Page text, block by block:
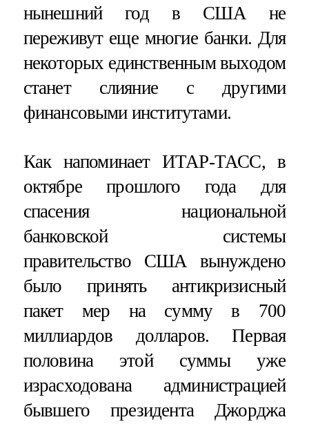
нынешний год в США не
переживут еще многие банки. Для
некоторых единственным выходом
станет слияние с другими
финансовыми институтами.
Как напоминает ИТАР-ТАСС, в
октябре прошлого года для
спасения национальной
банковской системы
правительство США вынуждено
было принять антикризисный
пакет мер на сумму в 700
миллиардов долларов. Первая
половина этой суммы уже
израсходована администрацией
бывшего президента Джорджа